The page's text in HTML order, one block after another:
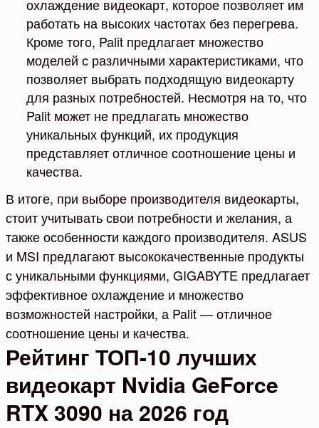
охлаждение видеокарт, которое позволяет им
работать на высоких частотах без перегрева.
Кроме того, Palit предлагает множество
моделей с различными характеристиками, что
позволяет выбрать подходящую видеокарту
для разных потребностей. Несмотря на то, что
Palit может не предлагать множество
уникальных функций, их продукция
представляет отличное соотношение цены и
качества.
В итоге, при выборе производителя видеокарты,
стоит учитывать свои потребности и желания, а
также особенности каждого производителя. ASUS
и MSI предлагают высококачественные продукты
с уникальными функциями, GIGABYTE предлагает
эффективное охлаждение и множество
возможностей настройки, а Palit — отличное
соотношение цены и качества.
Рейтинг ТОП-10 лучших
видеокарт Nvidia GeForce
RTX 3090 на 2026 год